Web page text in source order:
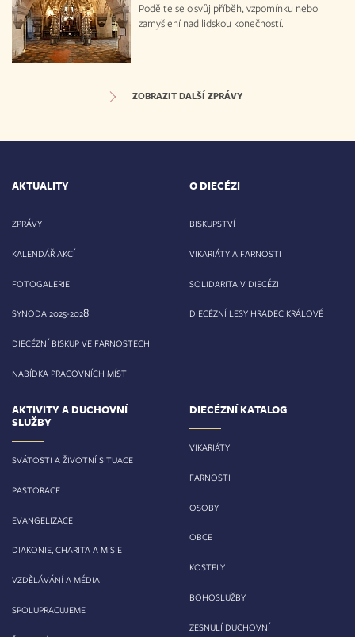
Podělte se o svůj příběh, vzpomínku nebo
zamyšlení nad lidskou konečností.
ZOBRAZIT DALŠÍ ZPRÁVY
AKTUALITY
ZPRÁVY
KALENDÁŘ AKCÍ
FOTOGALERIE
SYNODA 2025-2028
DIECÉZNÍ BISKUP VE FARNOSTECH
NABÍDKA PRACOVNÍCH MÍST
O DIECÉZI
BISKUPSTVÍ
VIKARIÁTY A FARNOSTI
SOLIDARITA V DIECÉZI
DIECÉZNÍ LESY HRADEC KRÁLOVÉ
AKTIVITY A DUCHOVNÍ
SLUŽBY
SVÁTOSTI A ŽIVOTNÍ SITUACE
PASTORACE
EVANGELIZACE
DIAKONIE, CHARITA A MISIE
VZDĚLÁVÁNÍ A MÉDIA
SPOLUPRACUJEME
DIECÉZNÍ KATALOG
VIKARIÁTY
FARNOSTI
OSOBY
OBCE
KOSTELY
BOHOSLUŽBY
ZESNULÍ DUCHOVNÍ